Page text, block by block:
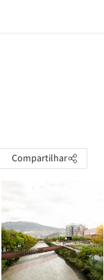
Compartilhar